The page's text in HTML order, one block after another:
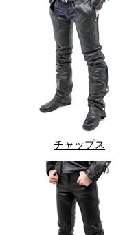
チャップス